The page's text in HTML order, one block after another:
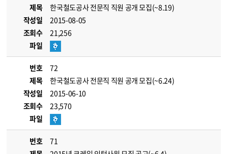
제목
한국철도공사 전문직 직원 공개 모집(~8.19)
작성일
2015-08-05
조회수
21,256
파일
번호
72
제목
한국철도공사 전문직 직원 공개 모집(~6.24)
작성일
2015-06-10
조회수
23,570
파일
번호
71